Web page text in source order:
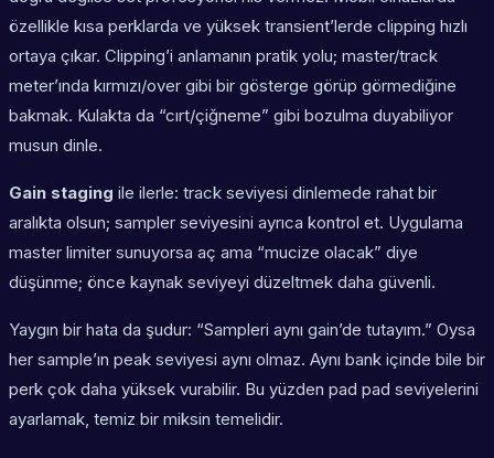
özellikle kısa perklarda ve yüksek transient’lerde clipping hızlı
ortaya çıkar. Clipping’i anlamanın pratik yolu; master/track
meter’ında kırmızı/over gibi bir gösterge görüp görmediğine
bakmak. Kulakta da “cırt/çiğneme” gibi bozulma duyabiliyor
musun dinle.
Gain staging ile ilerle: track seviyesi dinlemede rahat bir
aralıkta olsun; sampler seviyesini ayrıca kontrol et. Uygulama
master limiter sunuyorsa aç ama “mucize olacak” diye
düşünme; önce kaynak seviyeyi düzeltmek daha güvenli.
Yaygın bir hata da şudur: “Sampleri aynı gain’de tutayım.” Oysa
her sample’ın peak seviyesi aynı olmaz. Aynı bank içinde bile bir
perk çok daha yüksek vurabilir. Bu yüzden pad pad seviyelerini
ayarlamak, temiz bir miksin temelidir.